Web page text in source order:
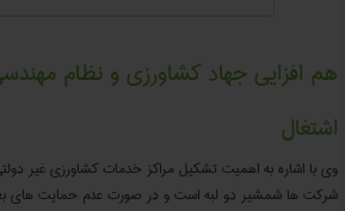
هم افزایی جهاد کشاورزی و نظام
اشتغال
وی با اشاره به اهمیت تشکیل مراکز خدمات کشاورزی غیر
شرکت ‌ها شمشیر دو لبه است و در صورت عدم حمایت‌ های